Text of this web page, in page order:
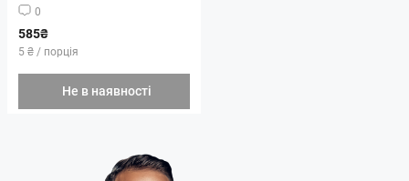
0
585₴
5 ₴ / порція
Не в наявності